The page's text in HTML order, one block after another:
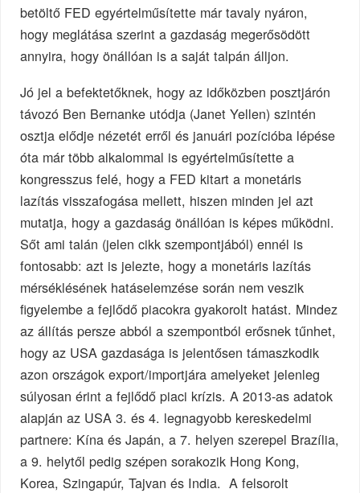
betöltő FED egyértelműsítette már tavaly nyáron,
hogy meglátása szerint a gazdaság megerősödött
annyira, hogy önállóan is a saját talpán álljon.
Jó jel a befektetőknek, hogy az időközben posztjárón
távozó Ben Bernanke utódja (Janet Yellen) szintén
osztja elődje nézetét erről és januári pozícióba lépése
óta már több alkalommal is egyértelműsítette a
kongresszus felé, hogy a FED kitart a monetáris
lazítás visszafogása mellett, hiszen minden jel azt
mutatja, hogy a gazdaság önállóan is képes működni.
Sőt ami talán (jelen cikk szempontjából) ennél is
fontosabb: azt is jelezte, hogy a monetáris lazítás
mérséklésének hatáselemzése során nem veszik
figyelembe a fejlődő piacokra gyakorolt hatást. Mindez
az állítás persze abból a szempontból erősnek tűnhet,
hogy az USA gazdasága is jelentősen támaszkodik
azon országok export/importjára amelyeket jelenleg
súlyosan érint a fejlődő piaci krízis. A 2013-as adatok
alapján az USA 3. és 4. legnagyobb kereskedelmi
partnere: Kína és Japán, a 7. helyen szerepel Brazília,
a 9. helytől pedig szépen sorakozik Hong Kong,
Korea, Szingapúr, Tajvan és India. A felsorolt